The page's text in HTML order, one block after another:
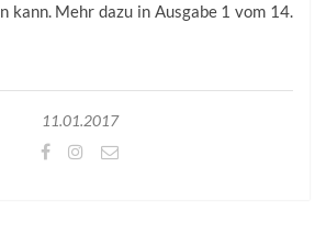
kann. Mehr dazu in Ausgabe 1 vom 14.
11.01.2017